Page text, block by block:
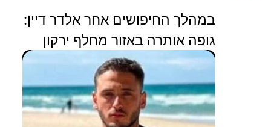
במהלך החיפושים אחר אלדר דיין:
גופה אותרה באזור מחלף ירקון